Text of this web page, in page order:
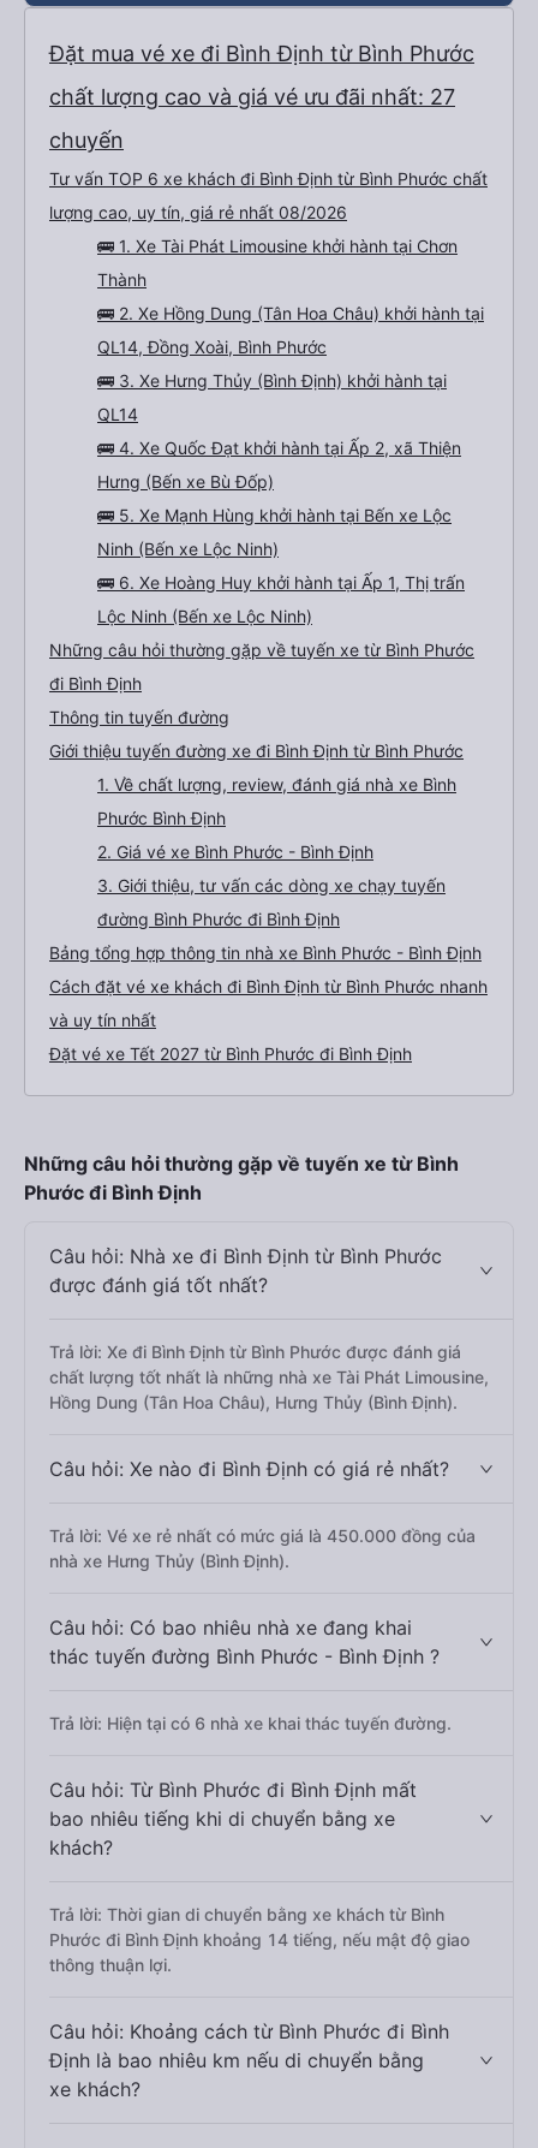
Đặt mua vé xe đi Bình Định từ Bình Phước
chất lượng cao và giá vé ưu đãi nhất: 27
chuyến
Tư vấn TOP 6 xe khách đi Bình Định từ Bình Phước chất
lượng cao, uy tín, giá rẻ nhất 08/2026
🚌 1. Xe Tài Phát Limousine khởi hành tại Chơn
Thành
🚌 2. Xe Hồng Dung (Tân Hoa Châu) khởi hành tại
QL14, Đồng Xoài, Bình Phước
🚌 3. Xe Hưng Thủy (Bình Định) khởi hành tại
QL14
🚌 4. Xe Quốc Đạt khởi hành tại Ấp 2, xã Thiện
Hưng (Bến xe Bù Đốp)
🚌 5. Xe Mạnh Hùng khởi hành tại Bến xe Lộc
Ninh (Bến xe Lộc Ninh)
🚌 6. Xe Hoàng Huy khởi hành tại Ấp 1, Thị trấn
Lộc Ninh (Bến xe Lộc Ninh)
Những câu hỏi thường gặp về tuyến xe từ Bình Phước
đi Bình Định
Thông tin tuyến đường
Giới thiệu tuyến đường xe đi Bình Định từ Bình Phước
1. Về chất lượng, review, đánh giá nhà xe Bình
Phước Bình Định
2. Giá vé xe Bình Phước - Bình Định
3. Giới thiệu, tư vấn các dòng xe chạy tuyến
đường Bình Phước đi Bình Định
Bảng tổng hợp thông tin nhà xe Bình Phước - Bình Định
Cách đặt vé xe khách đi Bình Định từ Bình Phước nhanh
và uy tín nhất
Đặt vé xe Tết 2027 từ Bình Phước đi Bình Định
Những câu hỏi thường gặp về tuyến xe từ Bình
Phước đi Bình Định
Câu hỏi: Nhà xe đi Bình Định từ Bình Phước
được đánh giá tốt nhất?
Trả lời: Xe đi Bình Định từ Bình Phước được đánh giá
chất lượng tốt nhất là những nhà xe Tài Phát Limousine,
Hồng Dung (Tân Hoa Châu), Hưng Thủy (Bình Định).
Câu hỏi: Xe nào đi Bình Định có giá rẻ nhất?
Trả lời: Vé xe rẻ nhất có mức giá là 450.000 đồng của
nhà xe Hưng Thủy (Bình Định).
Câu hỏi: Có bao nhiêu nhà xe đang khai
thác tuyến đường Bình Phước - Bình Định ?
Trả lời: Hiện tại có 6 nhà xe khai thác tuyến đường.
Câu hỏi: Từ Bình Phước đi Bình Định mất
bao nhiêu tiếng khi di chuyển bằng xe
khách?
Trả lời: Thời gian di chuyển bằng xe khách từ Bình
Phước đi Bình Định khoảng 14 tiếng, nếu mật độ giao
thông thuận lợi.
Câu hỏi: Khoảng cách từ Bình Phước đi Bình
Định là bao nhiêu km nếu di chuyển bằng
xe khách?